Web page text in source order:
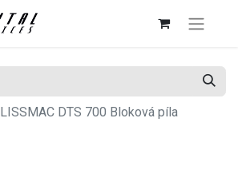
LISSMAC DTS 700 Bloková píla